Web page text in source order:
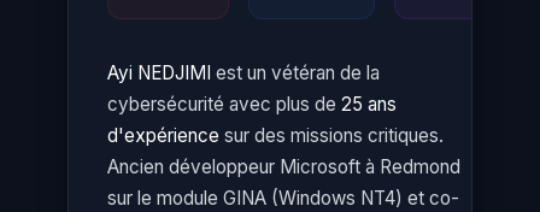
Ayi NEDJIMI est un vétéran de la
cybersécurité avec plus de 25 ans
d'expérience sur des missions critiques.
Ancien développeur Microsoft à Redmond
sur le module GINA (Windows NT4) et co-